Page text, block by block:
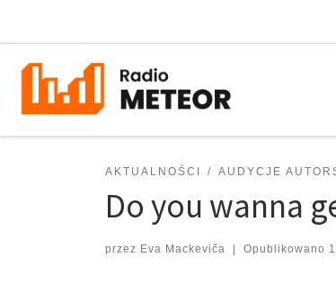
AKTUALNOŚCI AUDYCJE
Do you wanna
przez Eva Mackeviča | Opublikowano